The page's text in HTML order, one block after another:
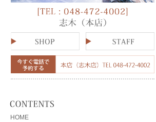
HOME